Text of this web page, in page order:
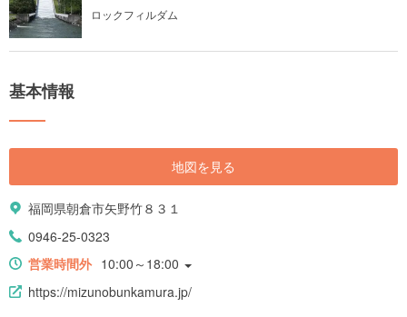
ロックフィルダム
基本情報
地図を見る
福岡県朝倉市矢野竹８３１
0946-25-0323
営業時間外 10:00～18:00
https://mizunobunkamura.jp/